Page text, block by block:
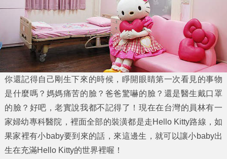
你還記得自己剛生下來的時候，睜開眼睛第一次看見的事物
是什麼嗎？媽媽痛苦的臉？爸爸驚嚇的臉？還是醫生戴口罩
的臉？好吧，老實說我都不記得了！現在在台灣的員林有一
家婦幼專科醫院 ，裡面全部的裝潢都是走Hello Kitty路線，如
果家裡有小baby要到來的話，來這邊生，就可以讓小baby出
生在充滿Hello Kitty的世界裡喔！